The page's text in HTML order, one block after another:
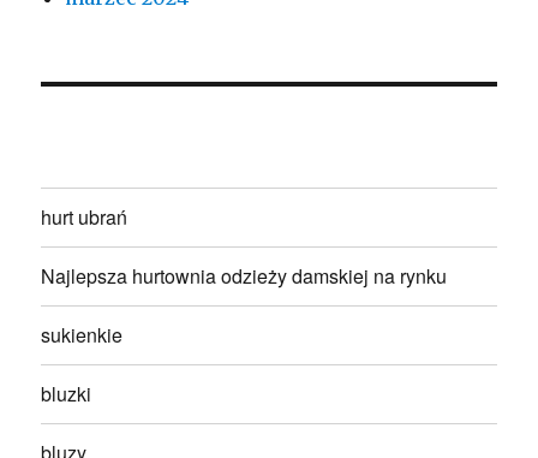
hurt ubrań
Najlepsza hurtownia odzieży damskiej na rynku
sukienkie
bluzki